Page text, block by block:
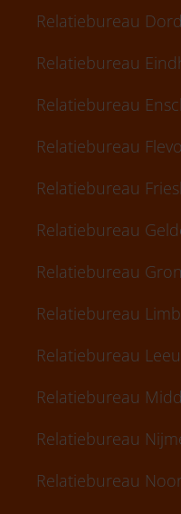
Relatiebureau
Relatiebureau
Relatiebureau
Relatiebureau
Relatiebureau
Relatiebureau
Relatiebureau
Relatiebureau
Relatiebureau
Relatiebureau
Relatiebureau
Relatiebureau